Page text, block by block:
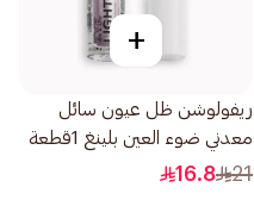
+
ريفولوشن ظل عيون سائل
معدني ضوء العين بلينغ 1قطعة
21
16.8